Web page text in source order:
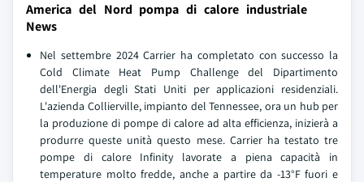
America del Nord pompa di calore industriale
News
Nel settembre 2024 Carrier ha completato con successo la
Cold Climate Heat Pump Challenge del Dipartimento
dell'Energia degli Stati Uniti per applicazioni residenziali.
L'azienda Collierville, impianto del Tennessee, ora un hub per
la produzione di pompe di calore ad alta efficienza, inizierà a
produrre queste unità questo mese. Carrier ha testato tre
pompe di calore Infinity lavorate a piena capacità in
temperature molto fredde, anche a partire da -13°F fuori e